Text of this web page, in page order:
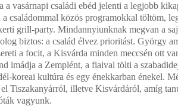
a vasárnapi családi ebéd jelenti a legjobb
a családommal közös programokkal töltöm,
grill-party. Mindannyiunknak megvan a
biztos: a család élvez prioritást. György
a focit, a Kisvárda minden meccsén ott
imádja a Zemplént, a fiaival tölti a
koreai kultúra és egy énekkarban énekel.
Tiszakanyárról, illetve Kisvárdáról, amíg
vagyunk.